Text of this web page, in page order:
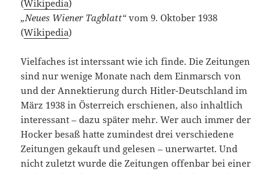
(Wikipedia)
„Neues Wiener Tagblatt“vom 9. Oktober 1938
(Wikipedia)
Vielfaches ist interssant wie ich finde. Die Zeitungen
sind nur wenige Monate nach dem Einmarsch von
und der Annektierung durch Hitler-Deutschland im
März 1938 in Österreich erschienen, also inhaltlich
interessant – dazu später mehr. Wer auch immer der
Hocker besaß hatte zumindest drei verschiedene
Zeitungen gekauft und gelesen – unerwartet. Und
nicht zuletzt wurde die Zeitungen offenbar bei einer